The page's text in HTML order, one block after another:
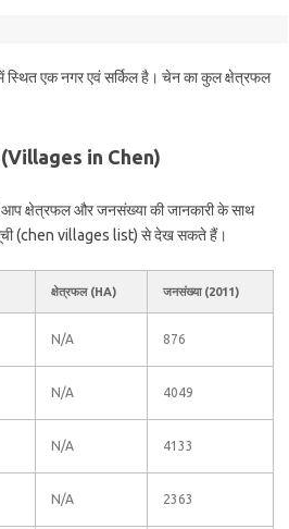
स्थित एक नगर एवं सर्किल है। चेन का कुल क्षेत्रफल
(Villages in Chen)
आप क्षेत्रफल और जनसंख्या की जानकारी के साथ
सूची (chen villages list) से देख सकते हैं।
क्षेत्रफल (HA) जनसंख्या (2011)
N/A 876
N/A 4049
N/A 4133
N/A 2363